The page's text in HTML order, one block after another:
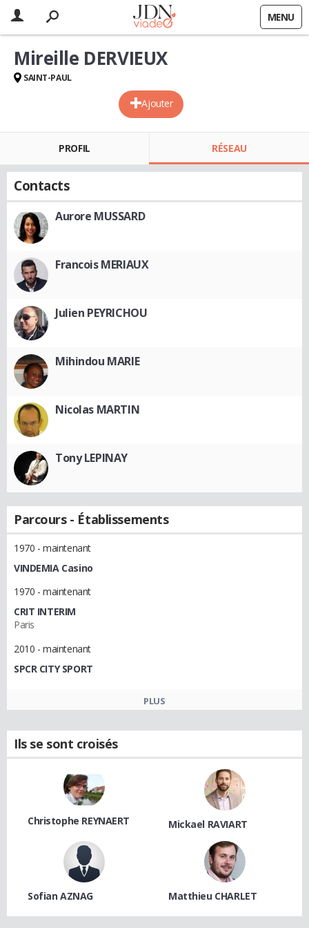
MENU
Ajouter
Mireille DERVIEUX
SAINT-PAUL
PROFIL RÉSEAU
Contacts
Aurore MUSSARD
Francois MERIAUX
Julien PEYRICHOU
Mihindou MARIE
Nicolas MARTIN
Tony LEPINAY
Parcours - Établissements
1970 - maintenant
VINDEMIA Casino
1970 - maintenant
CRIT INTERIM
Paris
2010 - maintenant
SPCR CITY SPORT
PLUS
Ils se sont croisés
Christophe REYNAERT Mickael RAVIART
Sofian AZNAG Matthieu CHARLET